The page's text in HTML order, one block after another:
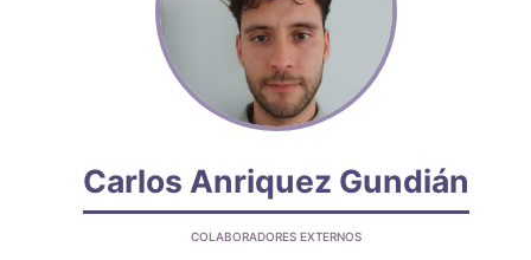
Carlos Anriquez Gundián
COLABORADORES EXTERNOS